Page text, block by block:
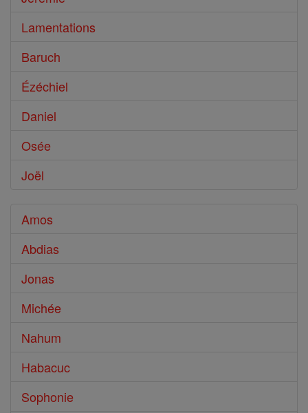
Lamentations
Baruch
Ézéchiel
Daniel
Osée
Joël
Amos
Abdias
Jonas
Michée
Nahum
Habacuc
Sophonie